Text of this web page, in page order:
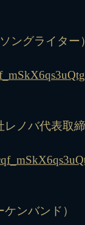
ングライター）
ノバ代表取締
ンバンド）